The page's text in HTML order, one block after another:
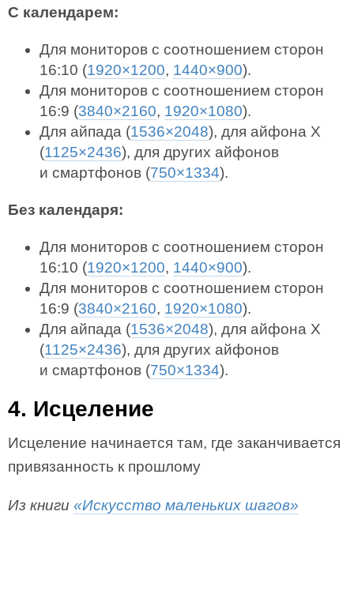
С календарем:
Для мониторов с соотношением сторон
16:10 (1920×1200, 1440×900).
Для мониторов с соотношением сторон
16:9 (3840×2160, 1920×1080).
Для айпада (1536×2048), для айфона X
(1125×2436), для других айфонов
и смартфонов (750×1334).
Без календаря:
Для мониторов с соотношением сторон
16:10 (1920×1200, 1440×900).
Для мониторов с соотношением сторон
16:9 (3840×2160, 1920×1080).
Для айпада (1536×2048), для айфона X
(1125×2436), для других айфонов
и смартфонов (750×1334).
4. Исцеление
Исцеление начинается там, где заканчивается
привязанность к прошлому
Из книги «Искусство маленьких шагов»